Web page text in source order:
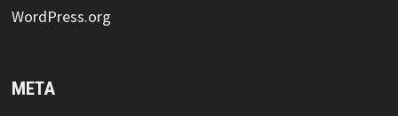
WordPress.org
META